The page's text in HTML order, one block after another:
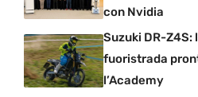
con Nvidia
Suzuki DR-Z4S:
fuoristrada
l’Academy